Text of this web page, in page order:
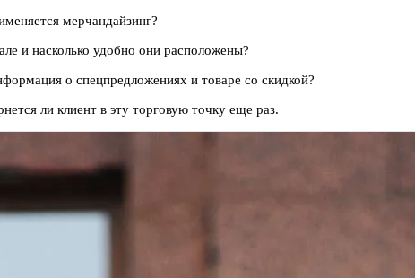
мерчандайзинг?
и насколько удобно они расположены?
о спецпредложениях и товаре со скидкой?
ли клиент в эту торговую точку еще раз.